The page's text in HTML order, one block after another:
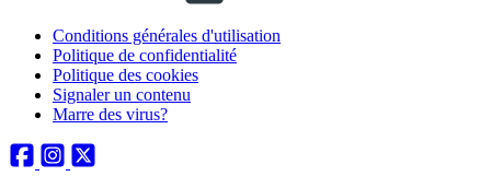
Conditions générales d'utilisation
Politique de confidentialité
Politique des cookies
Signaler un contenu
Marre des virus?